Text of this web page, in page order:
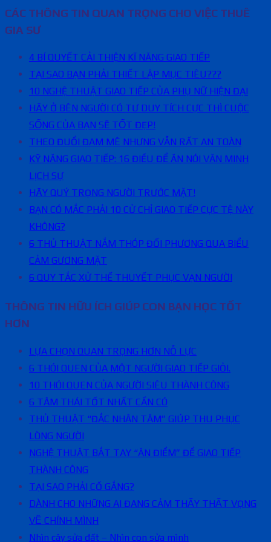
CÁC THÔNG TIN QUAN TRỌNG CHO VIỆC THUÊ
GIA SƯ
4 BÍ QUYẾT CẢI THIỆN KĨ NĂNG GIAO TIẾP
TẠI SAO BẠN PHẢI THIẾT LẬP MỤC TIÊU???
10 NGHỆ THUẬT GIAO TIẾP CỦA PHỤ NỮ HIỆN ĐẠI
HÃY Ở BÊN NGƯỜI CÓ TƯ DUY TÍCH CỰC THÌ CUỘC
SỐNG CỦA BẠN SẼ TỐT ĐẸP!
THEO ĐUỔI ĐAM MÊ NHƯNG VẪN RẤT AN TOÀN
KỸ NĂNG GIAO TIẾP: 16 ĐIỀU ĐỂ ĂN NÓI VĂN MINH
LỊCH SỰ
HÃY QUÝ TRỌNG NGƯỜI TRƯỚC MẶT!
BẠN CÓ MẮC PHẢI 10 CỬ CHỈ GIAO TIẾP CỰC TỆ NÀY
KHÔNG?
6 THỦ THUẬT NẮM THÓP ĐỐI PHƯƠNG QUA BIỂU
CẢM GƯƠNG MẶT
6 QUY TẮC XỬ THẾ THUYẾT PHỤC VẠN NGƯỜI
THÔNG TIN HỮU ÍCH GIÚP CON BẠN HỌC TỐT
HƠN
LỰA CHỌN QUAN TRỌNG HƠN NỖ LỰC
6 THÓI QUEN CỦA MỘT NGƯỜI GIAO TIẾP GIỎI.
10 THÓI QUEN CỦA NGƯỜI SIÊU THÀNH CÔNG
6 TÂM THÁI TỐT NHẤT CẦN CÓ
THỦ THUẬT “ĐẮC NHÂN TÂM” GIÚP THU PHỤC
LÒNG NGƯỜI
NGHỆ THUẬT BẮT TAY “ĂN ĐIỂM” ĐỂ GIAO TIẾP
THÀNH CÔNG
TẠI SAO PHẢI CỐ GẮNG?
DÀNH CHO NHỮNG AI ĐANG CẢM THẤY THẤT VỌNG
VỀ CHÍNH MÌNH
Nhìn cây sửa đất – Nhìn con sửa mình